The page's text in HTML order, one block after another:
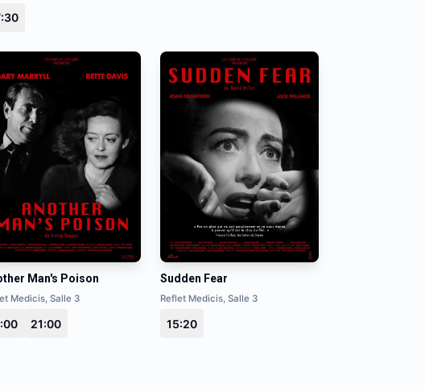
Man's Poison
Medicis, Salle 3
21:00
Sudden Fear
Reflet Medicis, Salle 3
15:20